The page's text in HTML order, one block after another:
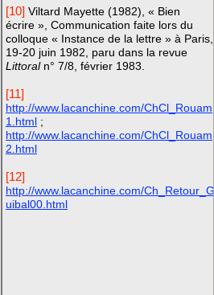
[10] Viltard Mayette (1982), « Bien
écrire », Communication faite lors du
colloque « Instance de la lettre » à Paris,
19-20 juin 1982, paru dans la revue
Littoral n° 7/8, février 1983.
[11]
http://www.lacanchine.com/ChCl_Rouam
1.html ;
http://www.lacanchine.com/ChCl_Rouam
2.html
[12]
http://www.lacanchine.com/Ch_Retour_G
uibal00.html